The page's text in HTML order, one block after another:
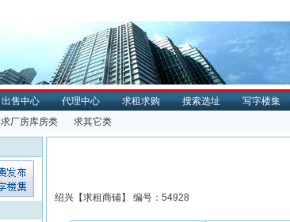
出售中心 代理中心 求租求购 搜索选址 写字楼集
求厂房库房类 求其它类
绍兴【求租商铺】 编号：54928